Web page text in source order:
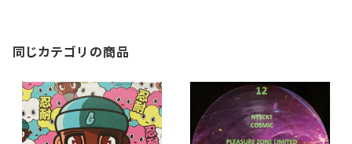
同じカテゴリの商品